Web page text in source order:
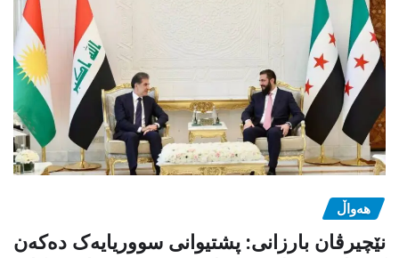
هەواڵ
نێچیرڤان بارزانی: پشتیوانی سووریایەک دەکەن